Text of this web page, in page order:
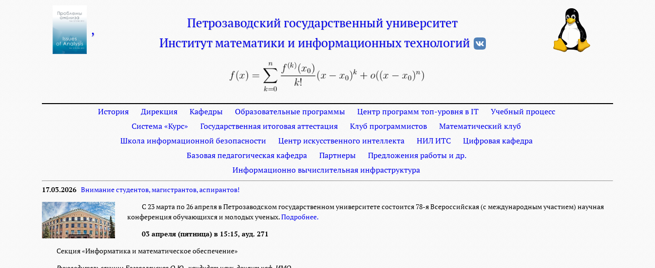
, Петрозаводский государственный университет
Институт математики и информационных технологий
История Дирекция Кафедры Образовательные программы Центр программ топ-уровня в IT
Учебный процесс
Система «Курс»
Государственная итоговая аттестация Клуб программистов
Математический клуб
Школа информационной безопасности
Центр искусственного интеллекта НИЛ ИТС
Цифровая кафедра
Базовая педагогическая кафедра
Партнеры
Предложения работы и др.
Информационно вычислительная инфраструктура
17.03.2026 Внимание студентов, магистрантов, аспирантов!
С 23 марта по 26 апреля в Петрозаводском государственном университете состоится 78-я Всероссийская (с международным участием) научная
конференция обучающихся и молодых ученых.Подробнее.
03 апреля (пятница) в 15:15, ауд. 271
Секция «Информатика и математическое обеспечение»